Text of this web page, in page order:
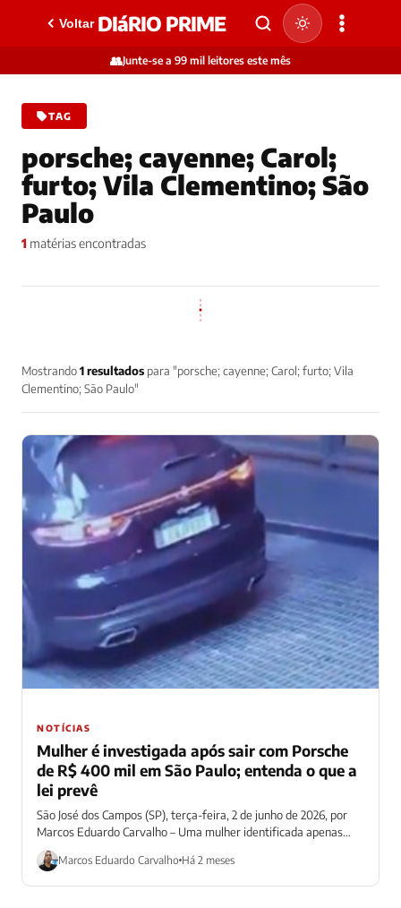
Voltar DIáRIO PRIME
👥Junte-se a 99 mil leitores este mês
TAG
porsche; cayenne; Carol;
furto; Vila Clementino; São
Paulo
1 matérias encontradas
Mostrando1 resultados para "porsche; cayenne; Carol; furto; Vila
Clementino; São Paulo"
NOTÍCIAS
Mulher é investigada após sair com Porsche
de R$ 400 mil em São Paulo; entenda o que a
lei prevê
São José dos Campos (SP), terça-feira, 2 de junho de 2026, por
Marcos Eduardo Carvalho – Uma mulher identificada apenas
como Carol...
Marcos Eduardo Carvalho Há 2 meses